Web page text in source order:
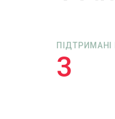
ПІДТРИМАНІ
3